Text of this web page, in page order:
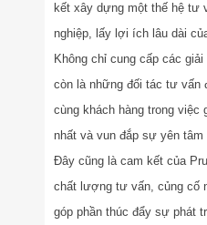
kết xây dựng một thế hệ tư
nghiệp, lấy lợi ích lâu dài
Không chỉ cung cấp các
còn là những đối tác tư vấn
cùng khách hàng trong việc
nhất và vun đắp sự yên
Đây cũng là cam kết của
chất lượng tư vấn, củng cố
góp phần thúc đẩy sự phát